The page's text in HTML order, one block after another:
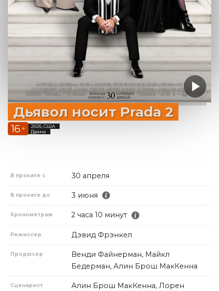
Дьявол носит Prada 2
16 +
2026, США
Драма
В прокате с 30 апреля
В прокате до 3 июня
Хронометраж 2 часа 10 минут
Режиссер Дэвид Фрэнкел
Продюсер
Венди Файнерман, Майкл
Бедерман, Алин Брош МакКенна
Сценарист
Алин Брош МакКенна, Лорен